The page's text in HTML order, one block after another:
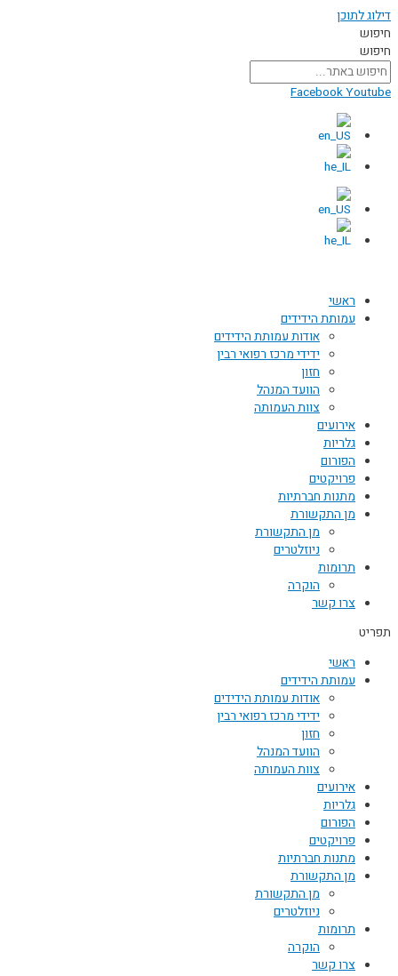
דילוג לתוכן
חיפוש
חיפוש
FacebookYoutube
ראשי
עמותת הידידים
אודות עמותת הידידים
ידידי מרכז רפואי רבין
חזון
הוועד המנהל
צוות העמותה
אירועים
גלריות
הפורום
פרויקטים
מתנות חברתיות
מן התקשורת
מן התקשורת
ניוזלטרים
תרומות
הוקרה
צרו קשר
תפריט
ראשי
עמותת הידידים
אודות עמותת הידידים
ידידי מרכז רפואי רבין
חזון
הוועד המנהל
צוות העמותה
אירועים
גלריות
הפורום
פרויקטים
מתנות חברתיות
מן התקשורת
מן התקשורת
ניוזלטרים
תרומות
הוקרה
צרו קשר